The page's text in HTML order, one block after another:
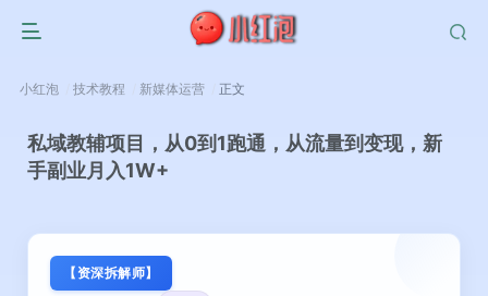
小红泡 技术教程 新媒体运营 正文
私域教辅项目，从0到1跑通，从流量到变现，新
手副业月入1W+
【资深拆解师】